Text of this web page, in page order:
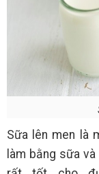
Sữa lên men là
làm bằng sữa